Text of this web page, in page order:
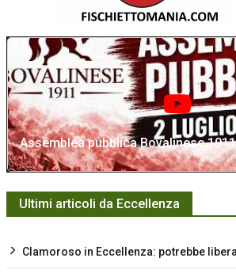
Assemblea pubblica Bovalinese 1911
Ultimi articoli da Eccellenza
Clamoroso in Eccellenza: potrebbe